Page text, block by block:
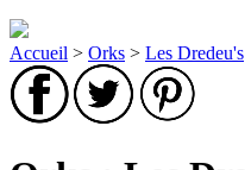
Accueil > Orks > Les Dredeu's